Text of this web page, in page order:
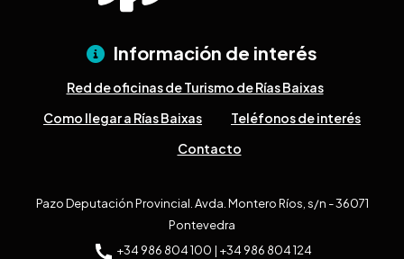
Información de interés
Red de oficinas de Turismo de Rías Baixas
Como llegar a Rías Baixas
Teléfonos de interés
Contacto
Pazo Deputación Provincial. Avda. Montero Ríos, s/n - 36071
Pontevedra
+34 986 804 100 | +34 986 804 124